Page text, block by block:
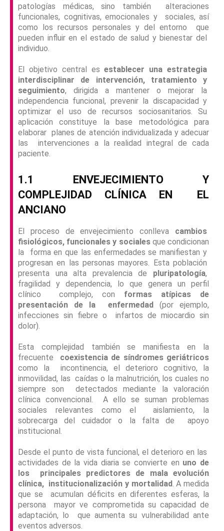
patologías médicas, sino también alteraciones
funcionales, cognitivas, emocionales y sociales, así
como los recursos personales y del entorno que
pueden influir en el estado de salud y bienestar del
individuo.
El objetivo central esestablecer una estrategia
interdisciplinar de intervención, tratamiento y
seguimiento, dirigida a mantener o mejorar la
independencia funcional, prevenir la discapacidad y
optimizar el uso de recursos sociosanitarios. Su
aplicación constituye la base metodológica para
elaborar planes de atención individualizada y adecuar
las intervenciones a la realidad integral de cada
paciente.
1.1 ENVEJECIMIENTO Y
COMPLEJIDAD CLÍNICA EN
EL
ANCIANO
El proceso de envejecimiento conlleva cambios
fisiológicos, funcionales y sociales que condicionan
la forma en que las enfermedades se manifiestan y
progresan en las personas mayores. Esta población
presenta una alta prevalencia de pluripatología,
fragilidad y dependencia, lo que genera un perfil
clínico complejo, con formas atípicas de
presentación de la enfermedad (por ejemplo,
infecciones sin fiebre o infartos de miocardio sin
dolor).
Esta complejidad también se manifiesta en la
frecuente coexistencia de síndromes geriátricos
como la incontinencia, el deterioro cognitivo, la
inmovilidad, las caídas o la malnutrición, los cuales no
siempre son detectados mediante la valoración
clínica convencional. A ello se suman problemas
sociales relevantes como el aislamiento, la
sobrecarga del cuidador o la falta de apoyo
institucional.
Desde el punto de vista funcional, el deterioro en las
actividades de la vida diaria se convierte en uno de
los principales predictores de mala evolución
clínica, institucionalización y mortalidad. A medida
que se acumulan déficits en diferentes esferas, la
persona mayor ve comprometida su capacidad de
adaptación, lo que aumenta su vulnerabilidad ante
eventos adversos.